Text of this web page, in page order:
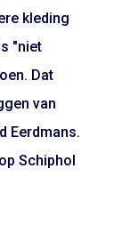
kleding
"niet
Dat
van
Eerdmans.
Schiphol